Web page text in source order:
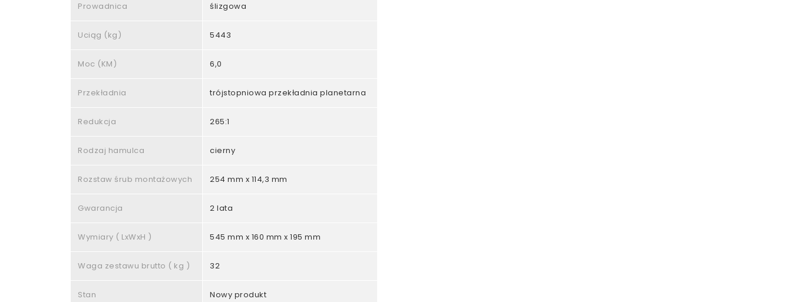
Prowadnica ślizgowa
Uciąg (kg) 5443
Moc (KM) 6,0
Przekładnia trójstopniowa przekładnia planetarna
Redukcja 265:1
Rodzaj hamulca cierny
Rozstaw śrub montażowych 254 mm x 114,3 mm
Gwarancja 2 lata
Wymiary ( LxWxH ) 545 mm x 160 mm x 195 mm
Waga zestawu brutto ( kg ) 32
Stan Nowy produkt